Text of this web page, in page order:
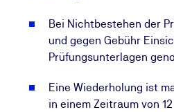
Bei Nichtbestehen der
und gegen Gebühr
Prüfungsunterlagen
Eine Wiederholung ist
in einem Zeitraum von